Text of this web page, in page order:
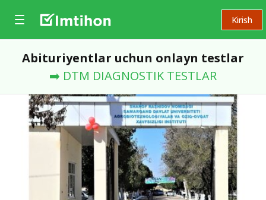
Kirish
Abituriyentlar uchun onlayn testlar
➡️ DTM DIAGNOSTIK TESTLAR